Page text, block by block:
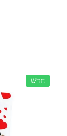
חדש
חדש